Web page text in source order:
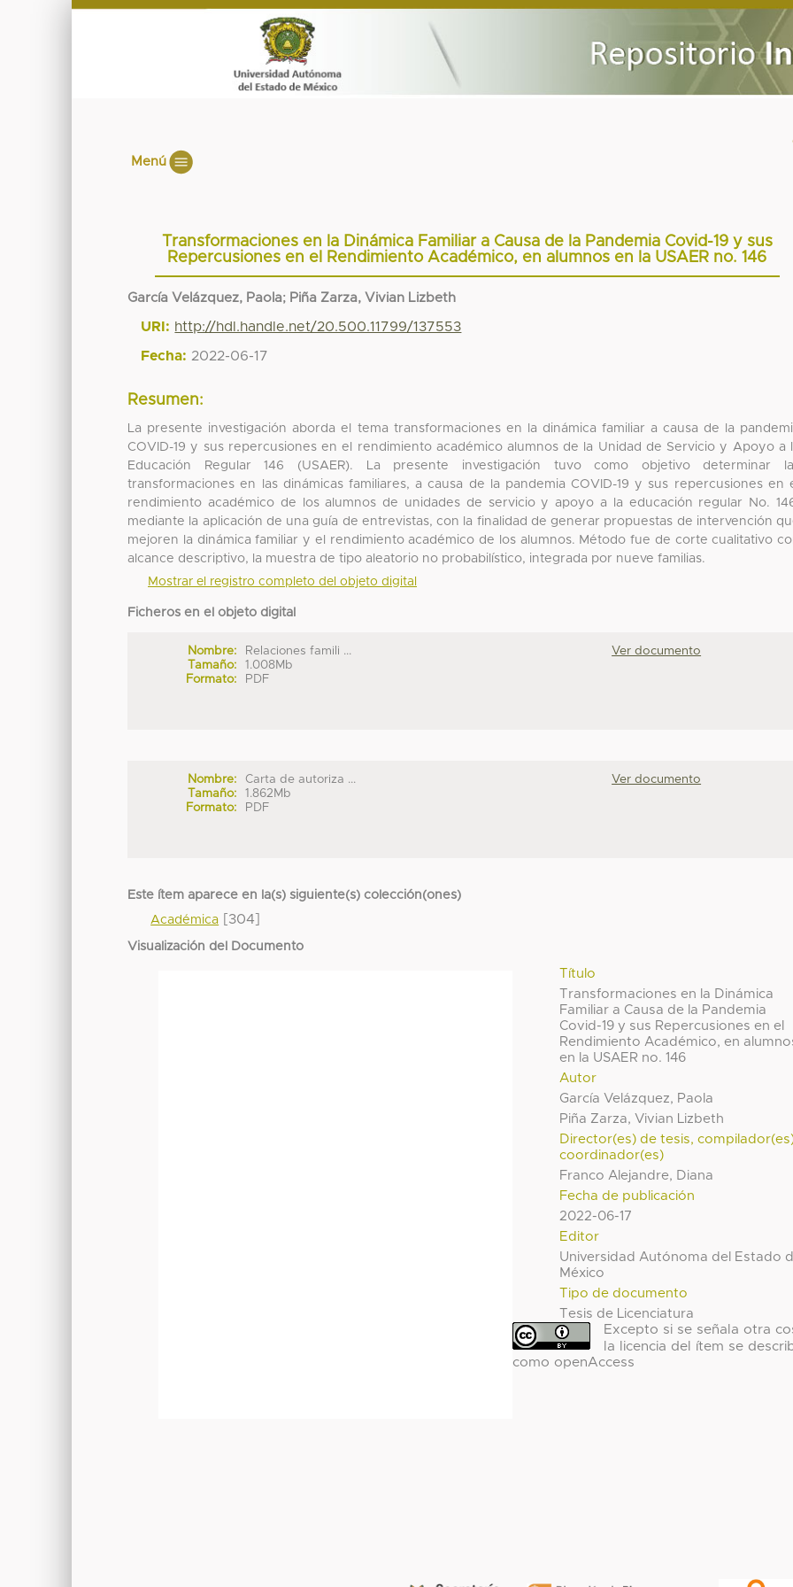
Menú
Transformaciones en la Dinámica Familiar a Causa de la Pandemia Covid-19 y sus
Repercusiones en el Rendimiento Académico, en alumnos en la USAER no. 146
García Velázquez, Paola; Piña Zarza, Vivian Lizbeth
URI: http://hdl.handle.net/20.500.11799/137553
Fecha: 2022-06-17
Resumen:
La presente investigación aborda el tema transformaciones en la dinámica familiar a causa de la
COVID-19 y sus repercusiones en el rendimiento académico alumnos de la Unidad de Servicio y Apoyo a
Educación Regular 146 (USAER). La presente investigación tuvo como objetivo determinar
transformaciones en las dinámicas familiares, a causa de la pandemia COVID-19 y sus repercusiones en
rendimiento académico de los alumnos de unidades de servicio y apoyo a la educación regular No.
mediante la aplicación de una guía de entrevistas, con la finalidad de generar propuestas de intervención
mejoren la dinámica familiar y el rendimiento académico de los alumnos. Método fue de corte cualitativo
alcance descriptivo, la muestra de tipo aleatorio no probabilístico, integrada por nueve familias.
Mostrar el registro completo del objeto digital
Ficheros en el objeto digital
Nombre:
Relaciones famili ...
Tamaño:
1.008Mb
Formato:
PDF
Ver documento
Nombre:
Carta de autoriza ...
Tamaño:
1.862Mb
Formato:
PDF
Ver documento
Este ítem aparece en la(s) siguiente(s) colección(ones)
Académica [304]
Visualización del Documento
Título
Transformaciones en la Dinámica
Familiar a Causa de la Pandemia
Covid-19 y sus Repercusiones en el
Rendimiento Académico, en
en la USAER no. 146
Autor
García Velázquez, Paola
Piña Zarza, Vivian Lizbeth
Director(es) de tesis,
coordinador(es)
Franco Alejandre, Diana
Fecha de publicación
2022-06-17
Editor
Universidad Autónoma del Estado
México
Tipo de documento
Tesis de Licenciatura
Excepto si se señala otra
la licencia del ítem se
como openAccess